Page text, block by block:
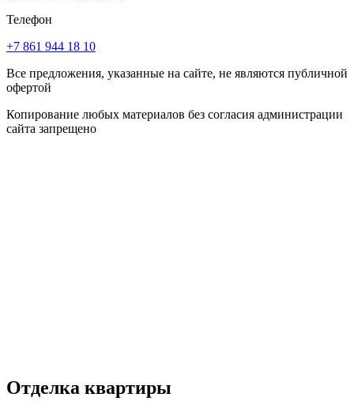
Телефон
+7 861 944 18 10
Все предложения, указанные на сайте, не являются публичной
офертой
Копирование любых материалов без согласия администрации
сайта запрещено
Отделка квартиры